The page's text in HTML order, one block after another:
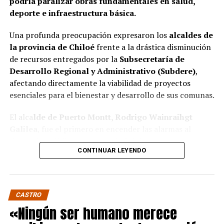
deporte e infraestructura básica.
Una profunda preocupación expresaron los alcaldes de
la provincia de Chiloéfrente a la drástica disminución
de recursos entregados por la Subsecretaría de
Desarrollo Regional y Administrativo (Subdere),
afectando directamente la viabilidad de proyectos
esenciales para el bienestar y desarrollo de sus comunas.
El alca lde de Puerto Montt, Rodrigo Wainraihgt
denunciar públicamente que la Subdere no cuenta con
fondos para financiar iniciativas del Programa de
Mejoramiento de Barrios (PMB), a pesar de que muchas
ya estaban declaradas elegibles.
historia, la Subdere no tiene recursos para estos
programas fundamentales”,afirmó el edil de la capital
CONTINUAR LEYENDO
CASTRO
«Ningún ser humano merece